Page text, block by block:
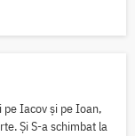
pe Iacov și pe Ioan,
Și S-a schimbat la